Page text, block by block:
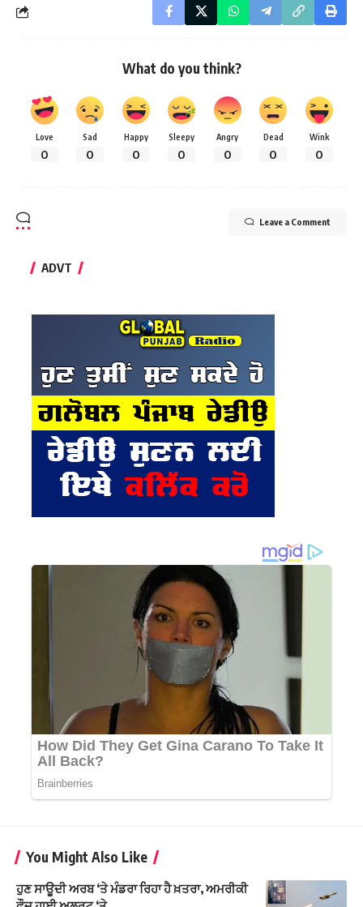
What do you think?
Love
0
Sad
0
Happy
0
Sleepy
0
Angry
0
Dead
0
Wink
0
Leave a Comment
ADVT
You Might Also Like
ਹੁਣ ਸਾਊਦੀ ਅਰਬ ‘ਤੇ ਮੰਡਰਾ ਰਿਹਾ ਹੈ ਖ਼ਤਰਾ, ਅਮਰੀਕੀ